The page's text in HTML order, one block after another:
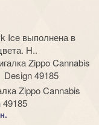
Ice выполнена в
Н..
Zippo Cannabis
49185